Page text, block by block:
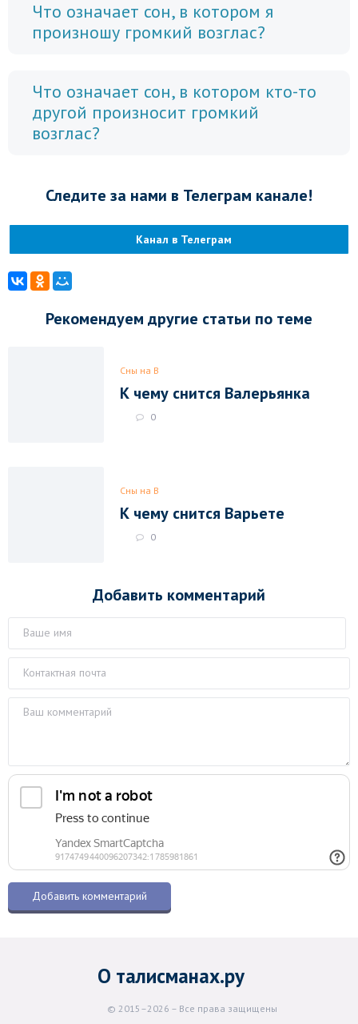
Что означает сон, в котором я
произношу громкий возглас?
Что означает сон, в котором кто-то
другой произносит громкий
возглас?
Следите за нами в Телеграм канале!
Канал в Телеграм
Рекомендуем другие статьи по теме
Сны на В
К чему снится Валерьянка
0
Сны на В
К чему снится Варьете
0
Добавить комментарий
О талисманах.ру
© 2015–2026 – Все права защищены